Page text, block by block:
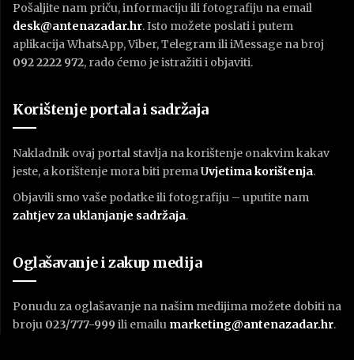
Pošaljite nam priču, informaciju ili fotografiju na email
desk@antenazadar.hr. Isto možete poslati i putem
aplikacija WhatsApp, Viber, Telegram ili iMessage na broj
092 2222 972, rado ćemo je istražiti i objaviti.
Korištenje portala i sadržaja
Nakladnik ovaj portal stavlja na korištenje onakvim kakav
jeste, a korištenje mora biti premaUvjetima korištenja.
Objavili smo vaše podatke ili fotografiju – uputite nam
zahtjev za uklanjanje sadržaja.
Oglašavanje i zakup medija
Ponudu za oglašavanje na našim medijima možete dobiti na
broju 023/777-999 ili emailu marketing@antenazadar.hr.